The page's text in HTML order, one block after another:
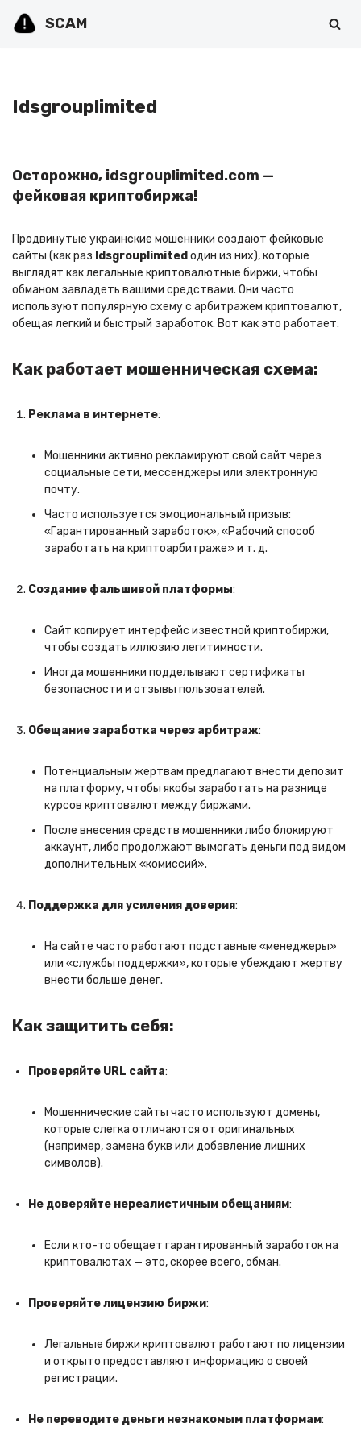
SCAM
Idsgrouplimited
Осторожно, idsgrouplimited.com —
фейковая криптобиржа!
Продвинутые украинские мошенники создают фейковые
сайты (как раз Idsgrouplimited один из них), которые
выглядят как легальные криптовалютные биржи, чтобы
обманом завладеть вашими средствами. Они часто
используют популярную схему с арбитражем криптовалют,
обещая легкий и быстрый заработок. Вот как это работает:
Как работает мошенническая схема:
Реклама в интернете:
Мошенники активно рекламируют свой сайт через
социальные сети, мессенджеры или электронную
почту.
Часто используется эмоциональный призыв:
«Гарантированный заработок», «Рабочий способ
заработать на криптоарбитраже» и т. д.
Создание фальшивой платформы:
Сайт копирует интерфейс известной криптобиржи,
чтобы создать иллюзию легитимности.
Иногда мошенники подделывают сертификаты
безопасности и отзывы пользователей.
Обещание заработка через арбитраж:
Потенциальным жертвам предлагают внести депозит
на платформу, чтобы якобы заработать на разнице
курсов криптовалют между биржами.
После внесения средств мошенники либо блокируют
аккаунт, либо продолжают вымогать деньги под видом
дополнительных «комиссий».
Поддержка для усиления доверия:
На сайте часто работают подставные «менеджеры»
или «службы поддержки», которые убеждают жертву
внести больше денег.
Как защитить себя:
Проверяйте URL сайта:
Мошеннические сайты часто используют домены,
которые слегка отличаются от оригинальных
(например, замена букв или добавление лишних
символов).
Не доверяйте нереалистичным обещаниям:
Если кто-то обещает гарантированный заработок на
криптовалютах — это, скорее всего, обман.
Проверяйте лицензию биржи:
Легальные биржи криптовалют работают по лицензии
и открыто предоставляют информацию о своей
регистрации.
Не переводите деньги незнакомым платформам: